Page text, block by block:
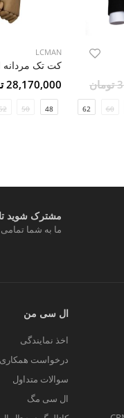
60
62
LCMAN
کت تک مردانه
28,170,000 تومان
48
50
مشترک شوید تا
ما به شما تمامی
ال سی من
اخذ نمایندگی
درخواست همکاری
سوالات متداول
ال سی مگ